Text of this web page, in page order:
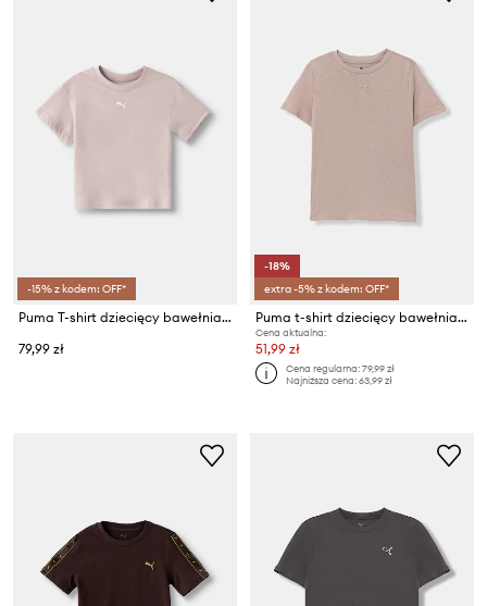
-15% z kodem: OFF*
Puma T-shirt dziecięcy bawełniany ESS Centered Cat Logo Boxy Tee
79,99 zł
-18%
extra -5% z kodem: OFF*
Puma t-shirt dziecięcy bawełniany ESS Centered Cat Logo
Cena aktualna:
51,99 zł
Cena regularna:79,99 zł
Najniższa cena:63,99 zł